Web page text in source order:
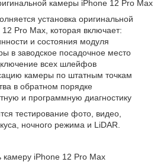
камеры iPhone 12 Pro Max
установка оригинальной
Pro Max, которая включает:
и состояния модуля
в заводское посадочное место
всех шлейфов
камеры по штатным точкам
в обратном порядке
и программную диагностику
тестирование фото, видео,
ночного режима и LiDAR.
камеру iPhone 12 Pro Max